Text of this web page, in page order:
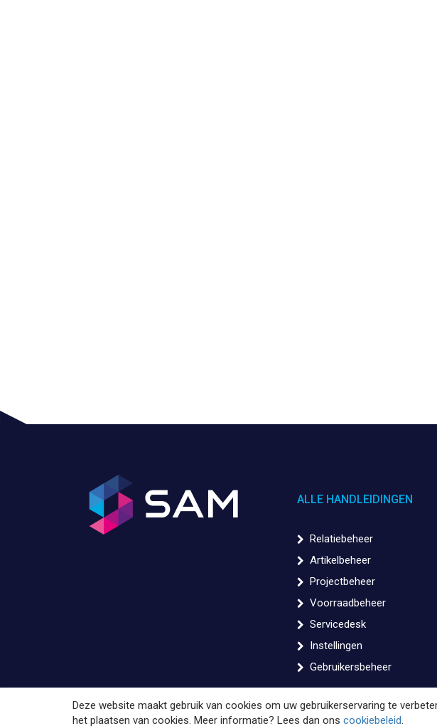
ALLE HANDLEIDINGEN
Relatiebeheer
Artikelbeheer
Projectbeheer
Voorraadbeheer
Servicedesk
Instellingen
Gebruikersbeheer
Deze website maakt gebruik van cookies om uw gebruikerservaring te
het plaatsen van cookies. Meer informatie? Lees dan ons cookiebeleid.